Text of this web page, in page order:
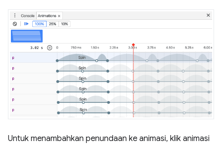
Untuk menambahkan penundaan ke animasi, klik animasi